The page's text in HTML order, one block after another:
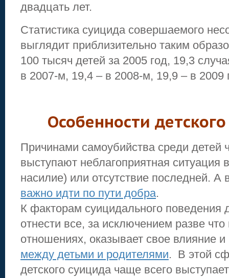
двадцать лет.
Статистика суицида совершаемого
выглядит приблизительно таким
100 тысяч детей за 2005 год, 19,3
в 2007-м, 19,4 – в 2008-м, 19,9 – в 2009
Особенности
Причинами самоубийства среди детей
выступают неблагоприятная ситуация
насилие) или отсутствие последней. А
важно идти по пути добра.
К факторам суицидального поведения
отнести все, за исключением разве
отношениях, оказывает свое влияние и
между детьми и родителями. В этой
детского суицида чаще всего